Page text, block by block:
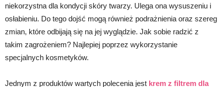
niekorzystna dla kondycji skóry twarzy. Ulega ona wysuszeniu i
osłabieniu. Do tego dojść mogą również podrażnienia oraz szereg
zmian, które odbijają się na jej wyglądzie. Jak sobie radzić z
takim zagrożeniem? Najlepiej poprzez wykorzystanie
specjalnych kosmetyków.
Jednym z produktów wartych polecenia jest krem z filtrem dla